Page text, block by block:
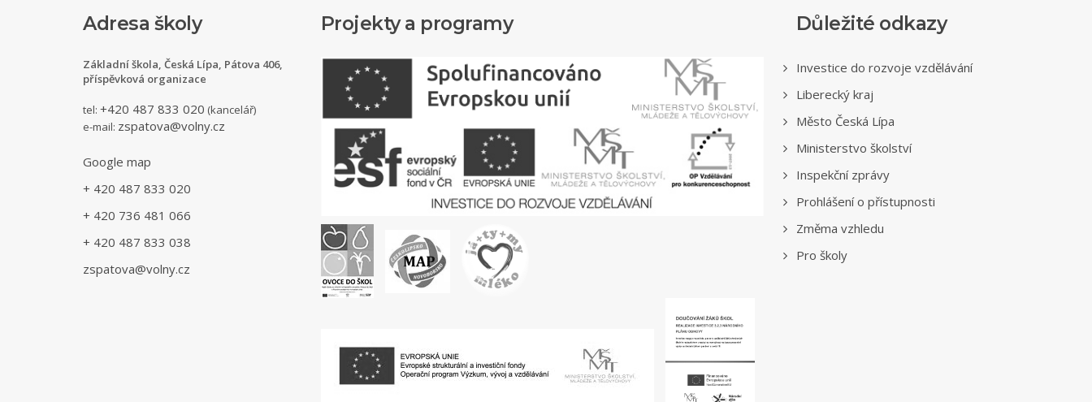
Adresa školy
Základní škola, Česká Lípa, Pátova 406,
příspěvková organizace
tel: +420 487 833 020 (kancelář)
e-mail: zspatova@volny.cz
Google map
+ 420 487 833 020
+ 420 736 481 066
+ 420 487 833 038
zspatova@volny.cz
Projekty a programy Důležité odkazy
Investice do rozvoje vzdělávání
Liberecký kraj
Město Česká Lípa
Ministerstvo školství
Inspekční zprávy
Prohlášení o přístupnosti
Změma vzhledu
Pro školy